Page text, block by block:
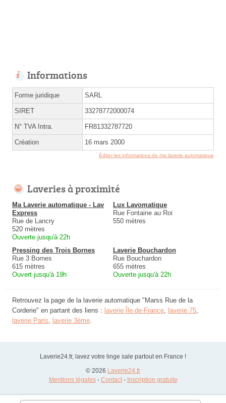
Informations
Forme juridique SARL
SIRET 33278772000074
N° TVA Intra. FR81332787720
Création 16 mars 2000
Éditer les informations de ma laverie automatique
Laveries à proximité
Ma Laverie automatique - Lav
Express
Rue de Lancry
520 mètres
Ouverte jusqu'à 22h
Lux Lavomatique
Rue Fontaine au Roi
550 mètres
Pressing des Trois Bornes
Rue 3 Bornes
615 mètres
Ouvert jusqu'à 19h
Laverie Bouchardon
Rue Bouchardon
655 mètres
Ouverte jusqu'à 22h
Retrouvez la page de la laverie automatique "Marss Rue de la
Corderie" en partant des liens : laverie Île-de-France, laverie 75,
laverie Paris, laverie 3ème.
Laverie24.fr, lavez votre linge sale partout en France !
© 2026 Laverie24.fr
Mentions légales- Contact- Inscription gratuite